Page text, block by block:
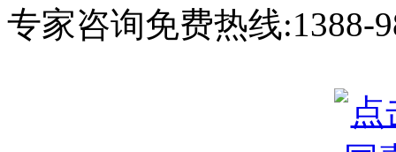
专家咨询免费热线:1388-